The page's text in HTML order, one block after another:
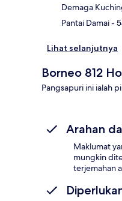
Demaga
Pantai Damai-
Lihat selanjutnya
Borneo 812
Pangsapuri ini ialah
Arahan
Maklumat
mungkin
terjemahan